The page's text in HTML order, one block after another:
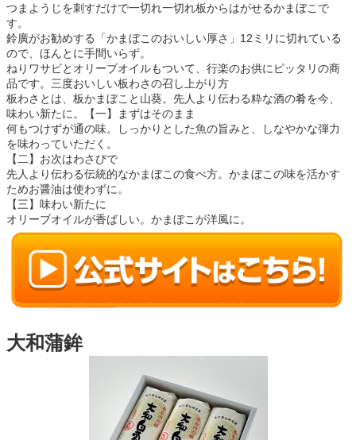
つまようじを刺すだけで一切れ一切れ板からはがせるかまぼこで
す。
鈴廣がお勧めする「かまぼこのおいしい厚さ」12ミリに切れている
ので、ほんとに手間いらず。
ねりワサビとオリーブオイルもついて、行楽のお供にピッタリの商
品です。三度おいしい板わさの召し上がり方
板わさとは、板かまぼこと山葵。先人より伝わる粋な酒の肴を今、
味わい新たに。【一】まずはそのまま
何もつけずが通の味。しっかりとした魚の旨みと、しなやかな弾力
を味わっていただく。
【二】お次はわさびで
先人より伝わる伝統的なかまぼこの食べ方。かまぼこの味を活かす
ためお醤油は使わずに。
【三】味わい新たに
オリーブオイルが香ばしい。かまぼこが洋風に。
大和蒲鉾